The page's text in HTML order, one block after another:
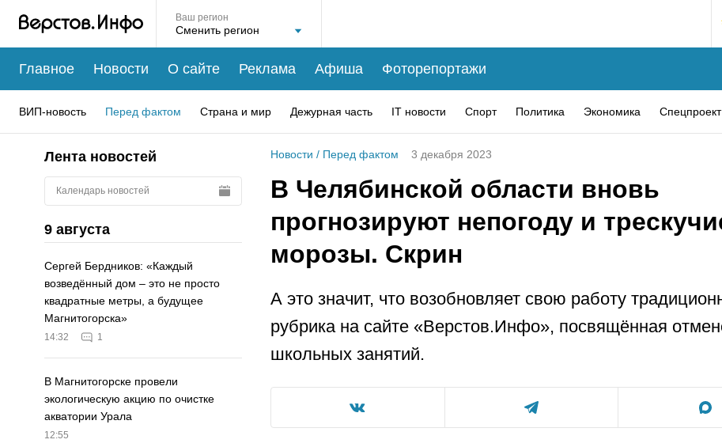
Ваш регион
Главное Новости О сайте Реклама Афиша Фоторепортажи
ВИП-новость Перед фактом Страна и мир Дежурная часть IT новости Спорт Политика Экономика Спецпроект
Лента новостей
Календарь новостей
9 августа
Сергей Бердников: «Каждый
возведённый дом – это не просто
квадратные метры, а будущее
Магнитогорска»
14:32 1
В Магнитогорске провели
экологическую акцию по очистке
акватории Урала
12:55
Новости / Перед фактом 3 декабря 2023
В Челябинской области вновь
прогнозируют непогоду и
морозы. Скрин
А это значит, что возобновляет свою работу
рубрика на сайте «Верстов.Инфо», посвящённая
школьных занятий.